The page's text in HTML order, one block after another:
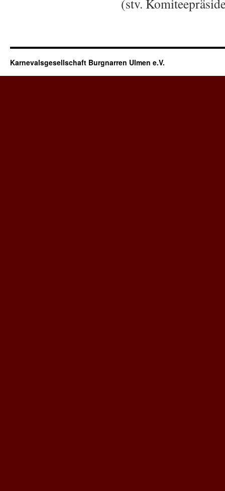
(stv.
Karnevalsgesellschaft Burgnarren Ulmen e.V.